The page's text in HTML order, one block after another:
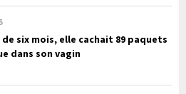
de six mois, elle cachait 89 paquets
dans son vagin